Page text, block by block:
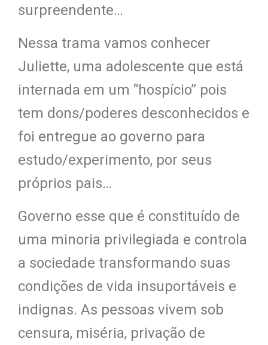
surpreendente…
Nessa trama vamos conhecer
Juliette, uma adolescente que está
internada em um “hospício” pois
tem dons/poderes desconhecidos e
foi entregue ao governo para
estudo/experimento, por seus
próprios pais…
Governo esse que é constituído de
uma minoria privilegiada e controla
a sociedade transformando suas
condições de vida insuportáveis e
indignas. As pessoas vivem sob
censura, miséria, privação de